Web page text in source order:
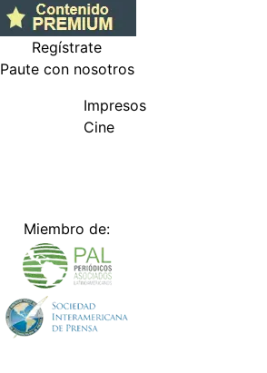
Regístrate
Paute con nosotros
Impresos
Cine
Miembro de: